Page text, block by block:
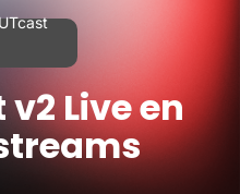
v2 Live en